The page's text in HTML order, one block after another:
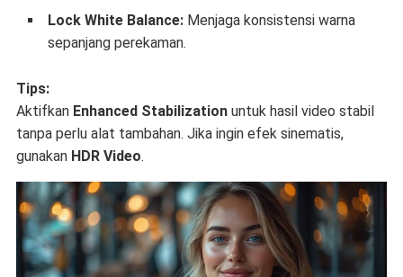
Lock White Balance:Menjaga konsistensi warna
sepanjang perekaman.
Tips:
Aktifkan Enhanced Stabilizationuntuk hasil video stabil
tanpa perlu alat tambahan. Jika ingin efek sinematis,
gunakan HDR Video.